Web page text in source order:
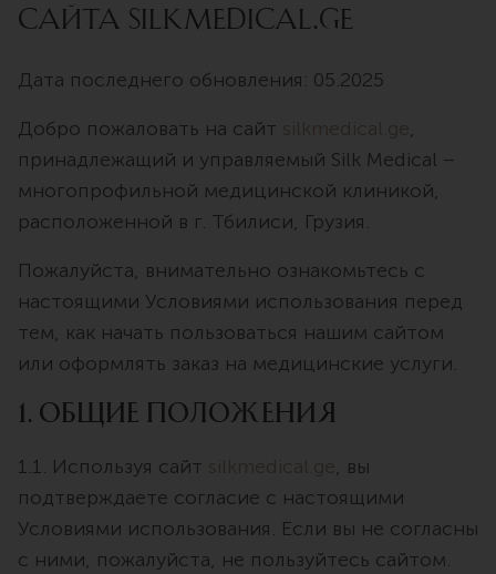
Батуми, Горгасали
САЙТА SILKMEDICAL.GE
Дата последнего обновления: 05.2025
Добро пожаловать на сайт
,
принадлежащий и управляемый Silk Medical –
многопрофильной медицинской клиникой,
расположенной в г. Тбилиси, Грузия.
Пожалуйста, внимательно ознакомьтесь с
настоящими Условиями использования перед
тем, как начать пользоваться нашим сайтом
или оформлять заказ на медицинские услуги.
1. Общие положения
1.1. Используя сайт
, вы
подтверждаете согласие с настоящими
Условиями использования. Если вы не согласны
с ними, пожалуйста, не пользуйтесь сайтом.